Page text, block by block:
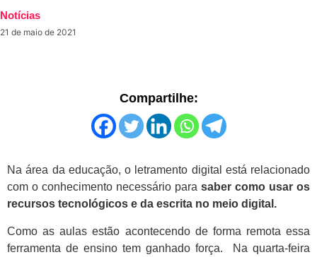
Notícias
21 de maio de 2021
Compartilhe:
Na área da educação, o letramento digital está relacionado
com o conhecimento necessário para saber como usar os
recursos tecnológicos e da escrita no meio digital.
Como as aulas estão acontecendo de forma remota essa
ferramenta de ensino tem ganhado força. Na quarta-feira